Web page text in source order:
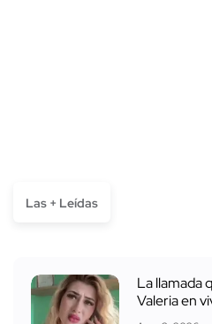
Las + Leídas
La llamada
Valeria en